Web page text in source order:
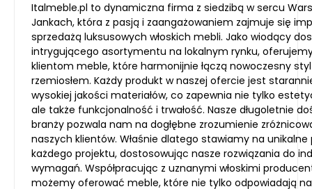
Italmeble.pl to dynamiczna firma z siedzibą w sercu
Jankach, która z pasją i zaangażowaniem zajmuje się
sprzedażą luksusowych włoskich mebli. Jako wiodący
intrygującego asortymentu na lokalnym rynku,
klientom meble, które harmonijnie łączą nowoczesny
rzemiosłem. Każdy produkt w naszej ofercie jest
wysokiej jakości materiałów, co zapewnia nie tylko
ale także funkcjonalność i trwałość. Nasze długoletnie
branży pozwala nam na dogłębne zrozumienie
naszych klientów. Właśnie dlatego stawiamy na
każdego projektu, dostosowując nasze rozwiązania do
wymagań. Współpracując z uznanymi włoskimi
możemy oferować meble, które nie tylko odpowiadają